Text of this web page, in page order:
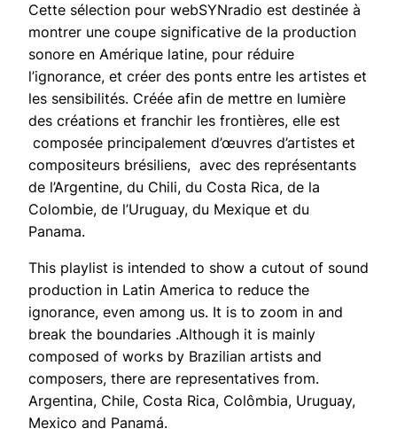
Cette sélection pour webSYNradio est destinée à
montrer une coupe significative de la production
sonore en Amérique latine, pour réduire
l’ignorance, et créer des ponts entre les artistes et
les sensibilités. Créée afin de mettre en lumière
des créations et franchir les frontières, elle est
composée principalement d’œuvres d’artistes et
compositeurs brésiliens, avec des représentants
de l’Argentine, du Chili, du Costa Rica, de la
Colombie, de l’Uruguay, du Mexique et du
Panama.
This playlist is intended to show a cutout of sound
production in Latin America to reduce the
ignorance, even among us. It is to zoom in and
break the boundaries .Although it is mainly
composed of works by Brazilian artists and
composers, there are representatives from.
Argentina, Chile, Costa Rica, Colômbia, Uruguay,
Mexico and Panamá.